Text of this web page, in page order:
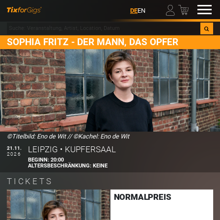
DEEN 00
SOPHIA FRITZ - DER MANN, DAS OPFER
©Titelbild: Eno de Wit // ©Kachel: Eno de Wit
21.11.
2026
LEIPZIG • KUPFERSAAL
BEGINN:20:00
ALTERSBESCHRÄNKUNG:KEINE
TICKETS
NORMALPREIS